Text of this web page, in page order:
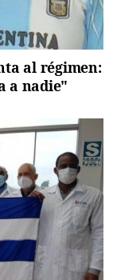
al régimen:
a nadie"